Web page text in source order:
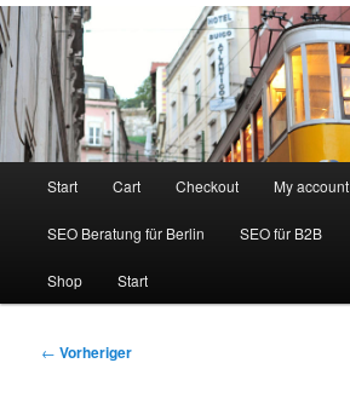
Start Cart Checkout My account
SEO Beratung für Berlin SEO für B2B
Shop Start
Beitragsnavigation
← Vorheriger